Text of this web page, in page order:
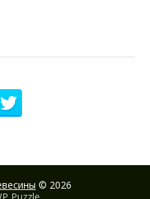
© 2026